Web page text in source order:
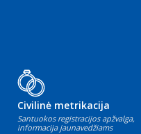
Civilinė metrikacija
Santuokos registracijos apžvalga,
informacija jaunavedžiams